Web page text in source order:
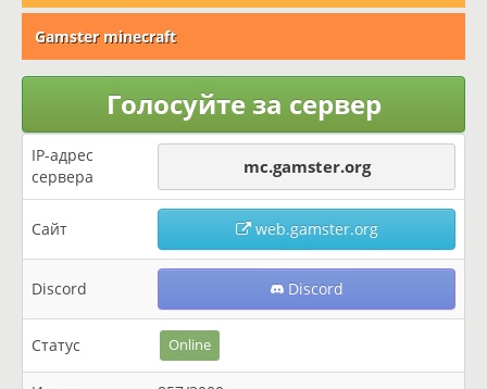
Gamster minecraft
Голосуйте за сервер
IP-адрес
сервера
mc.gamster.org
Сайт web.gamster.org
Discord Discord
Статус Online